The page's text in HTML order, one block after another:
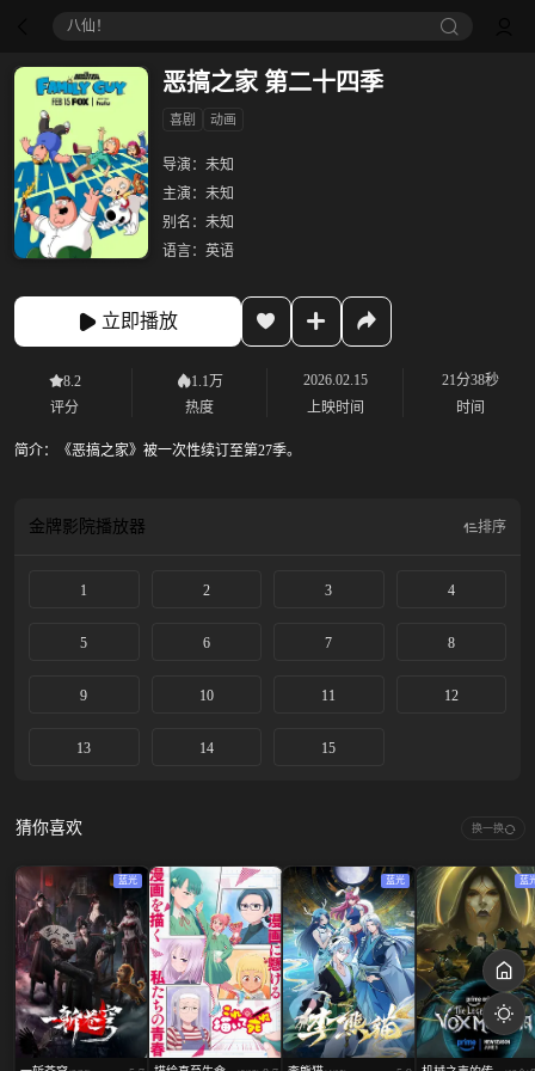
八仙！
恶搞之家 第二十四季
喜剧 动画
导演： 未知
主演： 未知
别名： 未知
语言： 英语
立即播放
8.2
评分
1.1万
热度
2026.02.15
上映时间
21分38秒
时间
简介： 《恶搞之家》被一次性续订至第27季。
金牌影院播放器 排序
1 2 3 4
5 6 7 8
9 10 11 12
13 14 15
猜你喜欢 换一换
蓝光 蓝光 蓝